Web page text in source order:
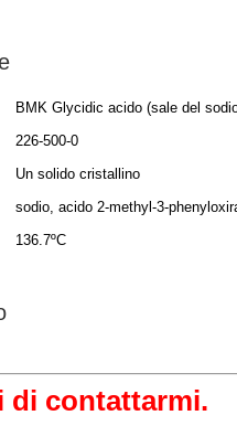
BMK Glycidic acido (sale del
226-500-0
Un solido cristallino
sodio, acido 2-methyl-3-
136.7ºC
di contattarmi.